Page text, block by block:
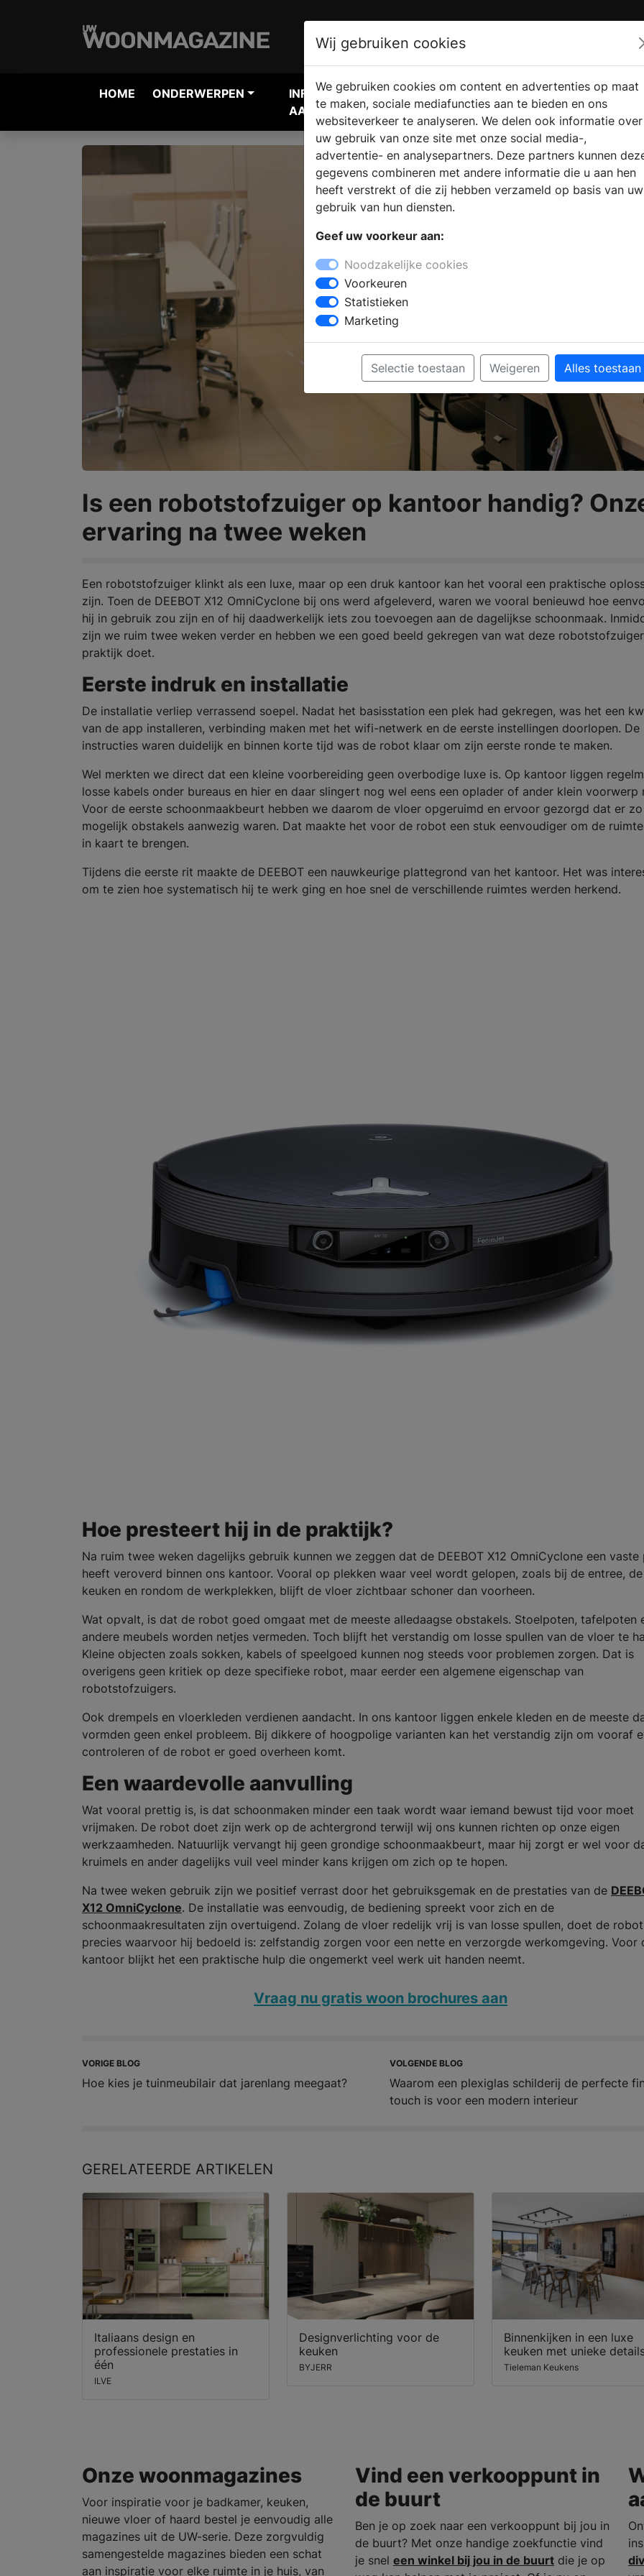
HOME ONDERWERPEN
INFORMATIE
AANVRAGEN
VERKOOPLOCATIE
VINDEN
Is een robotstofzuiger op kantoor handig?
ervaring na twee weken
Een robotstofzuiger klinkt als een luxe, maar op een druk kantoor kan het vooral een praktische
zijn. Toen de DEEBOT X12 OmniCyclone bij ons werd afgeleverd, waren we vooral benieuwd hoe
hij in gebruik zou zijn en of hij daadwerkelijk iets zou toevoegen aan de dagelijkse schoonmaak.
zijn we ruim twee weken verder en hebben we een goed beeld gekregen van wat deze
praktijk doet.
Eerste indruk en installatie
De installatie verliep verrassend soepel. Nadat het basisstation een plek had gekregen, was het een
van de app installeren, verbinding maken met het wifi-netwerk en de eerste instellingen doorlopen. De
instructies waren duidelijk en binnen korte tijd was de robot klaar om zijn eerste ronde te maken.
Wel merkten we direct dat een kleine voorbereiding geen overbodige luxe is. Op kantoor liggen
losse kabels onder bureaus en hier en daar slingert nog wel eens een oplader of ander klein voorwerp
Voor de eerste schoonmaakbeurt hebben we daarom de vloer opgeruimd en ervoor gezorgd dat er
mogelijk obstakels aanwezig waren. Dat maakte het voor de robot een stuk eenvoudiger om de
in kaart te brengen.
Tijdens die eerste rit maakte de DEEBOT een nauwkeurige plattegrond van het kantoor. Het was
om te zien hoe systematisch hij te werk ging en hoe snel de verschillende ruimtes werden herkend.
Hoe presteert hij in de praktijk?
Na ruim twee weken dagelijks gebruik kunnen we zeggen dat de DEEBOT X12 OmniCyclone een vaste
heeft veroverd binnen ons kantoor. Vooral op plekken waar veel wordt gelopen, zoals bij de entree, de
keuken en rondom de werkplekken, blijft de vloer zichtbaar schoner dan voorheen.
Wat opvalt, is dat de robot goed omgaat met de meeste alledaagse obstakels. Stoelpoten, tafelpoten
andere meubels worden netjes vermeden. Toch blijft het verstandig om losse spullen van de vloer te
Kleine objecten zoals sokken, kabels of speelgoed kunnen nog steeds voor problemen zorgen. Dat is
overigens geen kritiek op deze specifieke robot, maar eerder een algemene eigenschap van
robotstofzuigers.
Ook drempels en vloerkleden verdienen aandacht. In ons kantoor liggen enkele kleden en de meeste
vormden geen enkel probleem. Bij dikkere of hoogpolige varianten kan het verstandig zijn om vooraf
controleren of de robot er goed overheen komt.
Een waardevolle aanvulling
Wat vooral prettig is, is dat schoonmaken minder een taak wordt waar iemand bewust tijd voor moet
vrijmaken. De robot doet zijn werk op de achtergrond terwijl wij ons kunnen richten op onze eigen
werkzaamheden. Natuurlijk vervangt hij geen grondige schoonmaakbeurt, maar hij zorgt er wel voor
kruimels en ander dagelijks vuil veel minder kans krijgen om zich op te hopen.
Na twee weken gebruik zijn we positief verrast door het gebruiksgemak en de prestaties van de
X12 OmniCyclone. De installatie was eenvoudig, de bediening spreekt voor zich en de
schoonmaakresultaten zijn overtuigend. Zolang de vloer redelijk vrij is van losse spullen, doet de robot
precies waarvoor hij bedoeld is: zelfstandig zorgen voor een nette en verzorgde werkomgeving. Voor
kantoor blijkt het een praktische hulp die ongemerkt veel werk uit handen neemt.
Vraag nu gratis woon brochures aan
VORIGE BLOG
Hoe kies je tuinmeubilair dat jarenlang meegaat?
VOLGENDE BLOG
Waarom een plexiglas schilderij de perfecte
touch is voor een modern interieur
GERELATEERDE ARTIKELEN
Italiaans design en
professionele prestaties in
één
ILVE
Designverlichting voor de
keuken
BYJERR
Binnenkijken in een luxe
keuken met unieke
Tieleman Keukens
Onze woonmagazines
Voor inspiratie voor je badkamer, keuken,
nieuwe vloer of haard bestel je eenvoudig alle
magazines uit de UW-serie. Deze zorgvuldig
samengestelde magazines bieden een schat
aan inspiratie voor elke ruimte in je huis, van
Vind een verkooppunt in
de buurt
Ben je op zoek naar een verkooppunt bij jou in
de buurt? Met onze handige zoekfunctie vind
je snel een winkel bij jou in de buurtdie je op
Wij gebruiken cookies
We gebruiken cookies om content en advertenties op maat
te maken, sociale mediafuncties aan te bieden en ons
websiteverkeer te analyseren. We delen ook informatie over
uw gebruik van onze site met onze social media-,
advertentie- en analysepartners. Deze partners kunnen
gegevens combineren met andere informatie die u aan hen
heeft verstrekt of die zij hebben verzameld op basis van uw
gebruik van hun diensten.
Geef uw voorkeur aan:
Noodzakelijke cookies
Voorkeuren
Statistieken
Marketing
Selectie toestaan Weigeren Alles toestaan